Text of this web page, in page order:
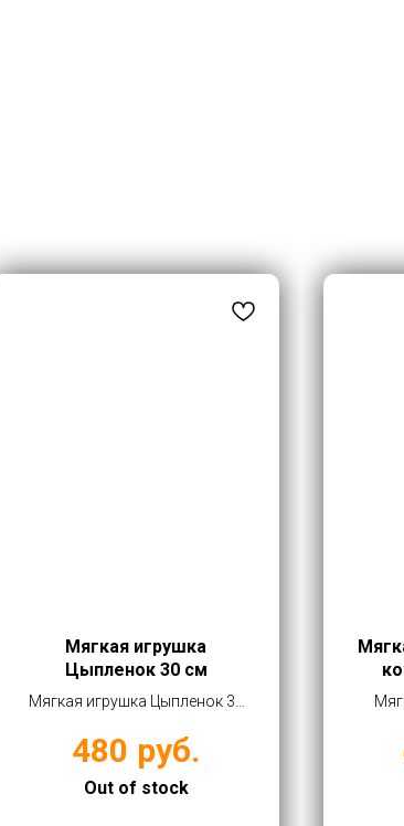
Мягкая игрушка
Цыпленок 30 см
Мягкая игрушка Цыпленок 30
480 руб.
Out of stock